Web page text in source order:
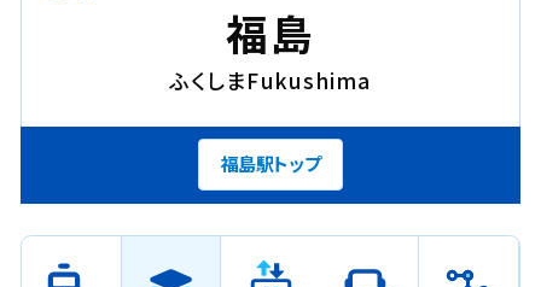
福島
ふくしまFukushima
福島駅トップ